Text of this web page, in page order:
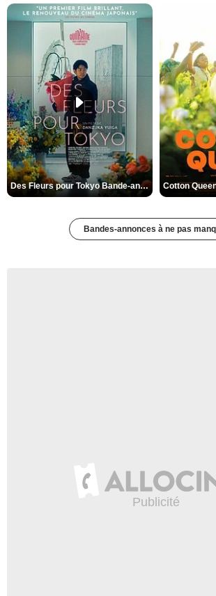
Des Fleurs pour Tokyo Bande-annonce VO STFR
Bandes-annonces à ne pas